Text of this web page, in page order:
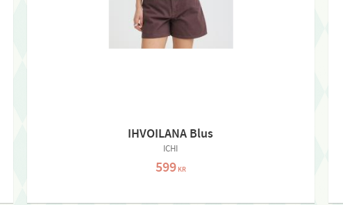
IHVOILANA Blus
ICHI
599KR